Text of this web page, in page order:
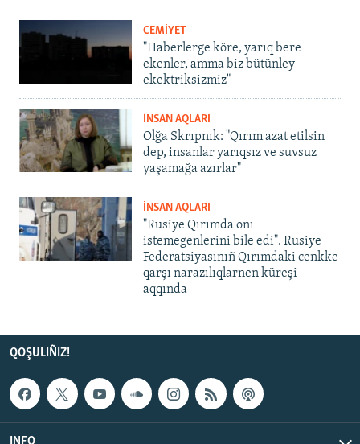
CEMİYET
"Haberlerge köre, yarıq bere
ekenler, amma biz bütünley
ekektriksizmiz"
İNSAN AQLARI
Olğa Skrıpnık: "Qırım azat etilsin
dep, insanlar yarıqsız ve suvsuz
yaşamağa azırlar"
İNSAN AQLARI
"Rusiye Qırımda onı
istemegenlerini bile edi". Rusiye
Federatsiyasınıñ Qırımdaki cenkke
qarşı narazılıqlarnen küreşi
aqqında
QOŞULIÑIZ!
INFO